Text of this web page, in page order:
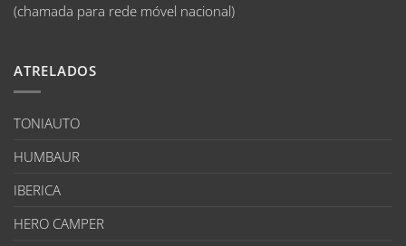
(chamada para rede móvel nacional)
ATRELADOS
TONIAUTO
HUMBAUR
IBERICA
HERO CAMPER